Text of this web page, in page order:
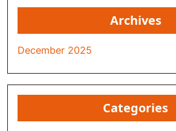
Archives
December 2025
Categories